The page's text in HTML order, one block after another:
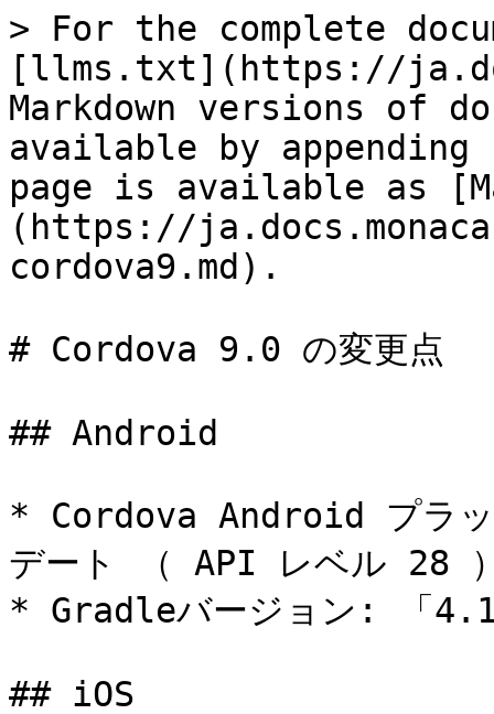
> For the complete
[llms.txt](https://
Markdown versions of
available by
page is available as
(https://
cordova9.md).
# Cordova 9.0 の変更点
## Android
* Cordova Android プラ
デート （ API レベル 28
* Gradleバージョン: 「
## iOS